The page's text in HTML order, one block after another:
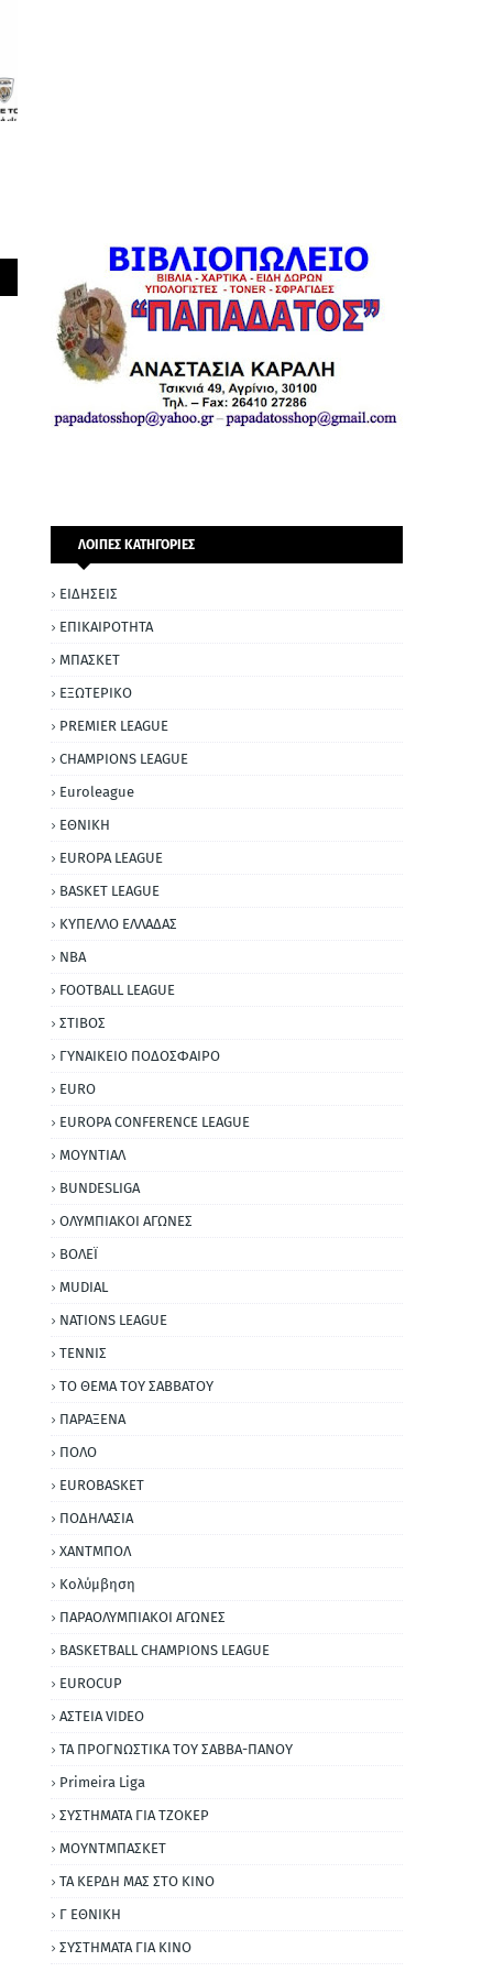
ΛΟΙΠΕΣ ΚΑΤΗΓΟΡΙΕΣ
ΕΙΔΗΣΕΙΣ
ΕΠΙΚΑΙΡΟΤΗΤΑ
ΜΠΑΣΚΕΤ
ΕΞΩΤΕΡΙΚΟ
PREMIER LEAGUE
CHAMPIONS LEAGUE
Euroleague
ΕΘΝΙΚΗ
EUROPA LEAGUE
BASKET LEAGUE
ΚΥΠΕΛΛΟ ΕΛΛΑΔΑΣ
NBA
FOOTBALL LEAGUE
ΣΤΙΒΟΣ
ΓΥΝΑΙΚΕΙΟ ΠΟΔΟΣΦΑΙΡΟ
EURO
EUROPA CONFERENCE LEAGUE
ΜΟΥΝΤΙΑΛ
BUNDESLIGA
ΟΛΥΜΠΙΑΚΟΙ ΑΓΩΝΕΣ
ΒΟΛΕΪ
MUDIAL
NATIONS LEAGUE
ΤΕΝΝΙΣ
ΤΟ ΘΕΜΑ ΤΟΥ ΣΑΒΒΑΤΟΥ
ΠΑΡΑΞΕΝΑ
ΠΟΛΟ
EUROBASKET
ΠΟΔΗΛΑΣΙΑ
ΧΑΝΤΜΠΟΛ
Κολύμβηση
ΠΑΡΑΟΛΥΜΠΙΑΚΟΙ ΑΓΩΝΕΣ
BASKETBALL CHAMPIONS LEAGUE
EUROCUP
ΑΣΤΕΙΑ VIDEO
ΤΑ ΠΡΟΓΝΩΣΤΙΚΑ ΤΟΥ ΣΑΒΒΑ-ΠΑΝΟΥ
Primeira Liga
ΣΥΣΤΗΜΑΤΑ ΓΙΑ ΤΖΟΚΕΡ
ΜΟΥΝΤΜΠΑΣΚΕΤ
ΤΑ ΚΕΡΔΗ ΜΑΣ ΣΤΟ ΚΙΝΟ
Γ ΕΘΝΙΚΗ
ΣΥΣΤΗΜΑΤΑ ΓΙΑ ΚΙΝΟ